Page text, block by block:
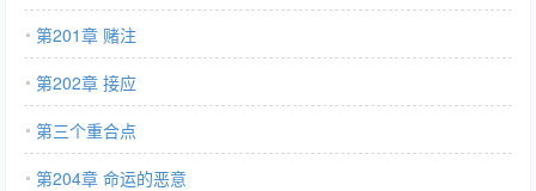
第201章 赌注
第202章 接应
第三个重合点
第204章 命运的恶意